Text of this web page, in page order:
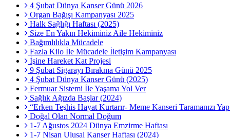
4 Şubat Dünya Kanser Günü 2026
Organ Bağışı Kampanyası 2025
Halk Sağlığı Haftası (2025)
Size En Yakın Hekiminiz Aile Hekiminiz
Bağımlılıkla Mücadele
Fazla Kilo İle Mücadele İletişim Kampanyası
İşine Hareket Kat Projesi
9 Şubat Sigarayı Bırakma Günü 2025
4 Şubat Dünya Kanser Günü (2025)
Fermuar Sistemi İle Yaşama Yol Ver
Sağlık Ağızda Başlar (2024)
“Erken Teşhis Hayat Kurtarır- Meme Kanseri Taramanızı
Doğal Olan Normal Doğum
1-7 Ağustos 2024 Dünya Emzirme Haftası
1-7 Nisan Ulusal Kanser Haftası (2024)